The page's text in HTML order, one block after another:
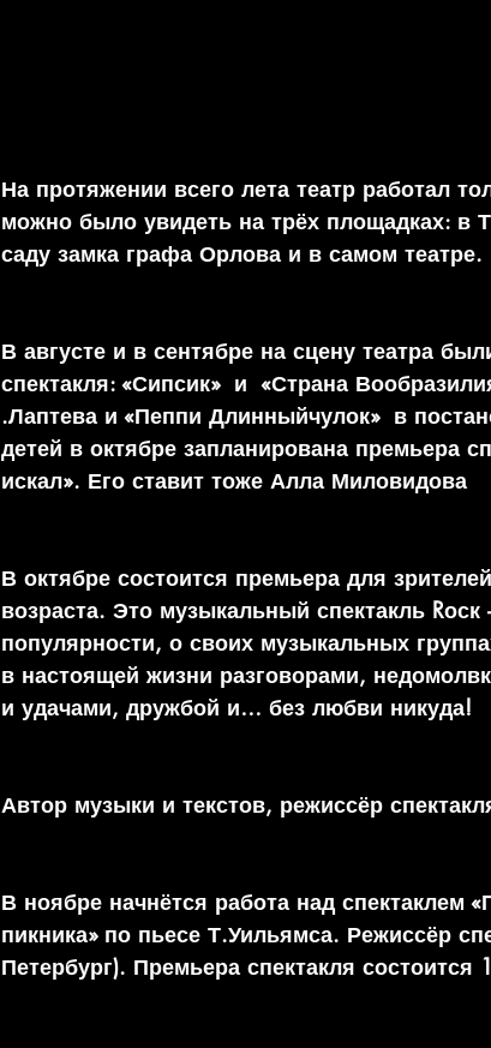
На протяжении всего лета театр работал
можно было увидеть на трёх площадках: в
саду замка графа Орлова и в самом театре.
В августе и в сентябре на сцену театра
спектакля: «Сипсик»  и  «Страна
.Лаптева и «Пеппи Длинныйчулок»  в
детей в октябре запланирована премьера
искал». Его ставит тоже Алла Миловидова
В октябре состоится премьера для
возраста. Это музыкальный спектакль
популярности, о своих музыкальных
в настоящей жизни разговорами,
и удачами, дружбой и… без любви никуда!
Автор музыки и текстов, режиссёр
В ноябре начнётся работа над спектаклем
пикника» по пьесе Т.Уильямса. Режиссёр
Петербург). Премьера спектакля